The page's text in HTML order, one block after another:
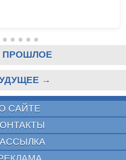
ПРОШЛОЕ
→
САЙТЕ